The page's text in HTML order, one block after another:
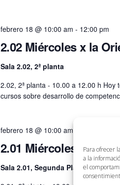
Para ofrecer
a la
el
2.02 Miércoles x la
febrero 18 @ 10:00 am - 12:00 pm
Sala 2.02, 2ª planta
2.02, 2ª planta - 10.00 a 12.00 h
cursos sobre desarrollo de
2.01 Miércoles x la
febrero 18 @ 10:00 am
Sala 2.01, Segunda Planta Avenida